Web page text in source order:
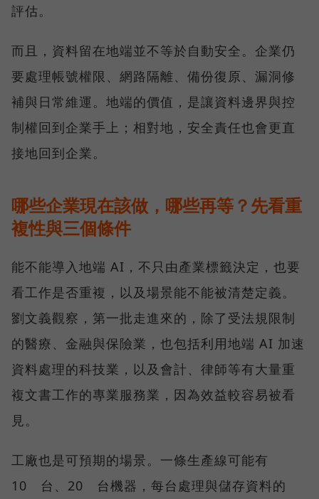
評估。
而且，資料留在地端並不等於自動安全。企業仍
要處理帳號權限、網路隔離、備份復原、漏洞修
補與日常維運。地端的價值，是讓資料邊界與控
制權回到企業手上；相對地，安全責任也會更直
接地回到企業。
哪些企業現在該做，哪些再等？先看重
複性與三個條件
能不能導入地端 AI，不只由產業標籤決定，也要
看工作是否重複，以及場景能不能被清楚定義。
劉文義觀察，第一批走進來的，除了受法規限制
的醫療、金融與保險業，也包括利用地端 AI 加速
資料處理的科技業，以及會計、律師等有大量重
複文書工作的專業服務業，因為效益較容易被看
見。
工廠也是可預期的場景。一條生產線可能有
10 台、20 台機器，每台處理與儲存資料的